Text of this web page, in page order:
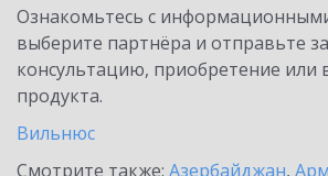
Ознакомьтесь с
выберите партнёра и отправьте
консультацию, приобретение или
продукта.
Вильнюс
Смотрите также: Азербайджан,